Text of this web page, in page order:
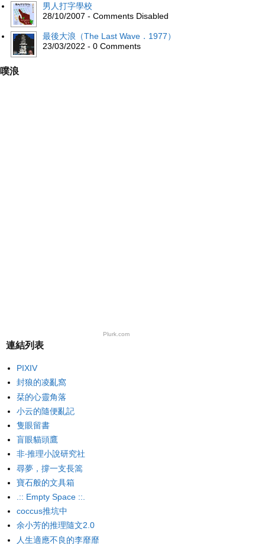
男人打字學校
28/10/2007 - Comments Disabled
最後大浪（The Last Wave．1977）
23/03/2022 - 0 Comments
噗浪
Plurk.com
連結列表
PIXIV
封狼的凌亂窩
栞的心靈角落
小云的隨便亂記
隻眼留書
盲眼貓頭鷹
非‧推理小說研究社
尋夢，撐一支長篙
寶石般的文具箱
.:: Empty Space ::.
coccus推坑中
余小芳的推理隨文2.0
人生適應不良的李靡靡